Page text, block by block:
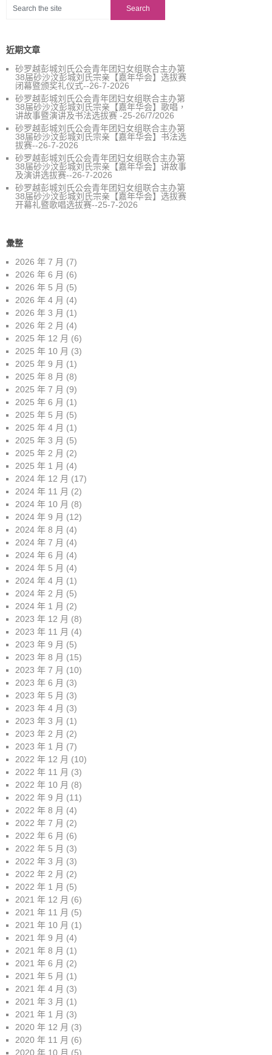
近期文章
砂罗越彭城刘氏公会青年团妇女组联合主办第
38届砂沙汶彭城刘氏宗亲【嘉年华会】选拔赛
闭幕暨颁奖礼仪式--26-7-2026
砂罗越彭城刘氏公会青年团妇女组联合主办第
38届砂沙汶彭城刘氏宗亲【嘉年华会】歌唱，
讲故事暨演讲及书法选拔赛 -25-26/7/2026
砂罗越彭城刘氏公会青年团妇女组联合主办第
38届砂沙汶彭城刘氏宗亲【嘉年华会】书法选
拔赛--26-7-2026
砂罗越彭城刘氏公会青年团妇女组联合主办第
38届砂沙汶彭城刘氏宗亲【嘉年华会】讲故事
及演讲选拔赛--26-7-2026
砂罗越彭城刘氏公会青年团妇女组联合主办第
38届砂沙汶彭城刘氏宗亲【嘉年华会】选拔赛
开幕礼暨歌唱选拔赛--25-7-2026
彙整
2026 年 7 月 (7)
2026 年 6 月 (6)
2026 年 5 月 (5)
2026 年 4 月 (4)
2026 年 3 月 (1)
2026 年 2 月 (4)
2025 年 12 月 (6)
2025 年 10 月 (3)
2025 年 9 月 (1)
2025 年 8 月 (8)
2025 年 7 月 (9)
2025 年 6 月 (1)
2025 年 5 月 (5)
2025 年 4 月 (1)
2025 年 3 月 (5)
2025 年 2 月 (2)
2025 年 1 月 (4)
2024 年 12 月 (17)
2024 年 11 月 (2)
2024 年 10 月 (8)
2024 年 9 月 (12)
2024 年 8 月 (4)
2024 年 7 月 (4)
2024 年 6 月 (4)
2024 年 5 月 (4)
2024 年 4 月 (1)
2024 年 2 月 (5)
2024 年 1 月 (2)
2023 年 12 月 (8)
2023 年 11 月 (4)
2023 年 9 月 (5)
2023 年 8 月 (15)
2023 年 7 月 (10)
2023 年 6 月 (3)
2023 年 5 月 (3)
2023 年 4 月 (3)
2023 年 3 月 (1)
2023 年 2 月 (2)
2023 年 1 月 (7)
2022 年 12 月 (10)
2022 年 11 月 (3)
2022 年 10 月 (8)
2022 年 9 月 (11)
2022 年 8 月 (4)
2022 年 7 月 (2)
2022 年 6 月 (6)
2022 年 5 月 (3)
2022 年 3 月 (3)
2022 年 2 月 (2)
2022 年 1 月 (5)
2021 年 12 月 (6)
2021 年 11 月 (5)
2021 年 10 月 (1)
2021 年 9 月 (4)
2021 年 8 月 (1)
2021 年 6 月 (2)
2021 年 5 月 (1)
2021 年 4 月 (3)
2021 年 3 月 (1)
2021 年 1 月 (3)
2020 年 12 月 (3)
2020 年 11 月 (6)
2020 年 10 月 (5)